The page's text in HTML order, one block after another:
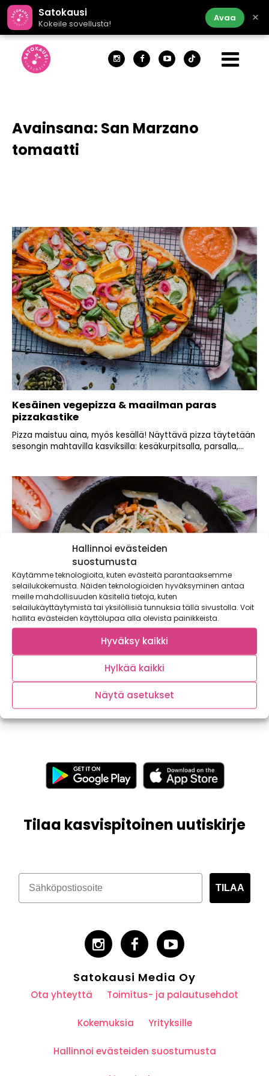
Hallinnoi evästeiden
suostumusta
Käytämme teknologioita, kuten evästeitä parantaaksemme
selailukokemusta. Näiden teknologioiden hyväksyminen antaa
meille mahdollisuuden käsitellä tietoja, kuten
selailukäyttäytymistä tai yksilöllisiä tunnuksia tällä sivustolla. Voit
hallita evästeiden käyttölupaa alla olevista painikkeista.
Hyväksy kaikki
Hylkää kaikki
Näytä asetukset
Satokausi
Kokeile sovellusta!
Avaa ×
Avainsana: San Marzano
tomaatti
Kesäinen vegepizza & maailman paras
pizzakastike
Pizza maistuu aina, myös kesällä! Näyttävä pizza täytetään
sesongin mahtavilla kasviksilla: kesäkurpitsalla, parsalla,...
Maailman paras kasvispasta
Tätä tomaattia on odotettu! Närpiön Vihanneksen uutuus
on aromaattinen San Marzano tomaatti, joka...
Tilaa kasvispitoinen uutiskirje
TILAA
Satokausi Media Oy
Ota yhteyttä Toimitus- ja palautusehdot
Kokemuksia Yrityksille
Hallinnoi evästeiden suostumusta